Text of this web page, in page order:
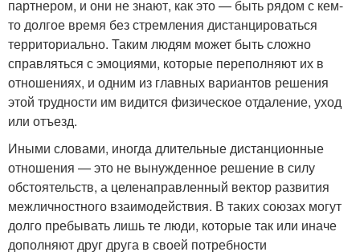
партнером, и они не знают, как это — быть рядом с кем-
то долгое время без стремления дистанцироваться
территориально. Таким людям может быть сложно
справляться с эмоциями, которые переполняют их в
отношениях, и одним из главных вариантов решения
этой трудности им видится физическое отдаление, уход
или отъезд.
Иными словами, иногда длительные дистанционные
отношения — это не вынужденное решение в силу
обстоятельств, а целенаправленный вектор развития
межличностного взаимодействия. В таких союзах могут
долго пребывать лишь те люди, которые так или иначе
дополняют друг друга в своей потребности